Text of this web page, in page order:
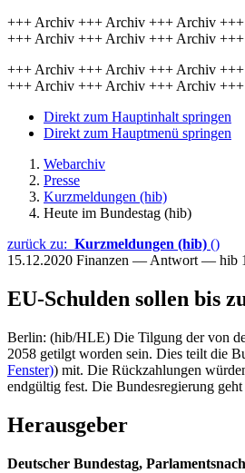
+++ Archiv +++ Archiv +++ Archiv
+++ Archiv +++ Archiv +++ Archiv
+++ Archiv +++ Archiv +++ Archiv
+++ Archiv +++ Archiv +++ Archiv
Direkt zum Hauptinhalt springen
Direkt zum Hauptmenü springen
Webarchiv
Presse
Kurzmeldungen (hib)
Heute im Bundestag (hib)
zurück zu: Kurzmeldungen (hib) ()
15.12.2020 Finanzen — Antwort — hib
EU-Schulden sollen bis
Berlin: (hib/HLE) Die Tilgung der von
2058 getilgt worden sein. Dies teilt die
Fenster)) mit. Die Rückzahlungen
endgültig fest. Die Bundesregierung
Herausgeber
Deutscher Bundestag,